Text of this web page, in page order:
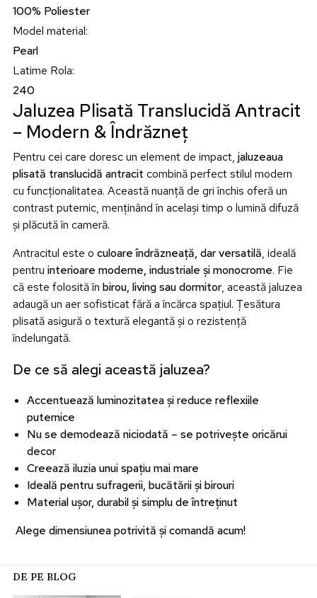
100% Poliester
Model material:
Pearl
Latime Rola:
240
Jaluzea Plisată Translucidă Antracit
– Modern & Îndrăzneț
Pentru cei care doresc un element de impact, jaluzeaua
plisată translucidă antracit combină perfect stilul modern
cu funcționalitatea. Această nuanță de gri închis oferă un
contrast puternic, menținând în același timp o lumină difuză
și plăcută în cameră.
Antracitul este o culoare îndrăzneață, dar versatilă, ideală
pentru interioare moderne, industriale și monocrome. Fie
că este folosită în birou, living sau dormitor, această jaluzea
adaugă un aer sofisticat fără a încărca spațiul. Țesătura
plisată asigură o textură elegantă și o rezistență
îndelungată.
De ce să alegi această jaluzea?
Accentuează luminozitatea și reduce reflexiile
puternice
Nu se demodează niciodată – se potrivește oricărui
decor
Creează iluzia unui spațiu mai mare
Ideală pentru sufragerii, bucătării și birouri
Material ușor, durabil și simplu de întreținut
Alege dimensiunea potrivită și comandă acum!
DE PE BLOG